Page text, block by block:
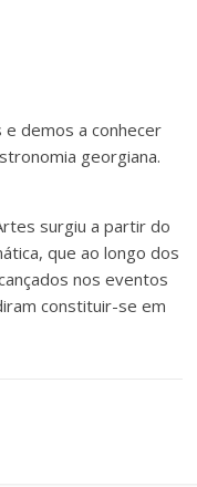
demos a conhecer
georgiana.
surgiu a partir do
que ao longo dos
nos eventos
constituir-se em